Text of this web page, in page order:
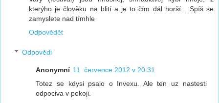
kterýho je člověku na blití a je to čím dál horší... Spíš se
zamyslete nad tímhle
Odpovědět
Odpovědi
Anonymní 11. července 2012 v 20:31
Totez se kdysi psalo o Invexu. Ale ten uz nastesti
odpociva v pokoji.